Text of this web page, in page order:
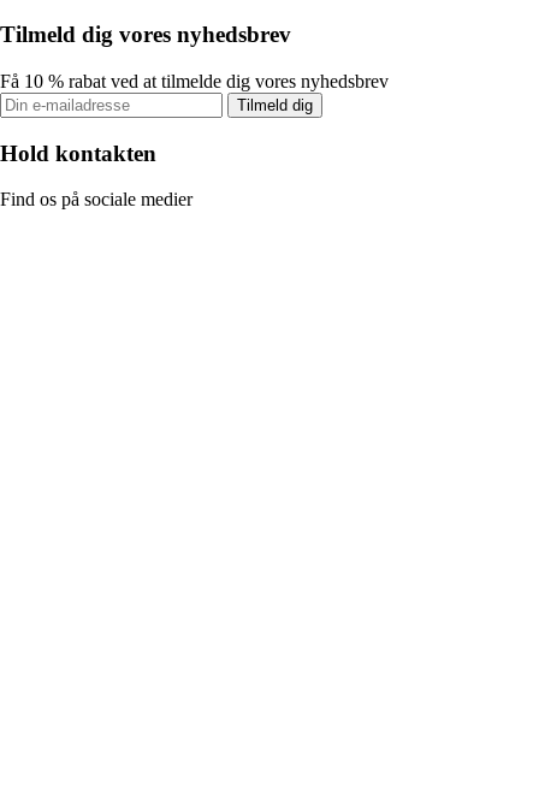
Tilmeld dig vores nyhedsbrev
Få 10 % rabat ved at tilmelde dig vores nyhedsbrev
Tilmeld dig
Hold kontakten
Find os på sociale medier